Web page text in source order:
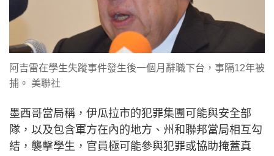
阿吉雷在學生失蹤事件發生後一個月辭職下台，事隔12年被
捕。 美聯社
墨西哥當局稱，伊瓜拉市的犯罪集團可能與安全部
隊，以及包含軍方在內的地方、州和聯邦當局相互勾
結，襲擊學生，官員極可能參與犯罪或協助掩蓋真